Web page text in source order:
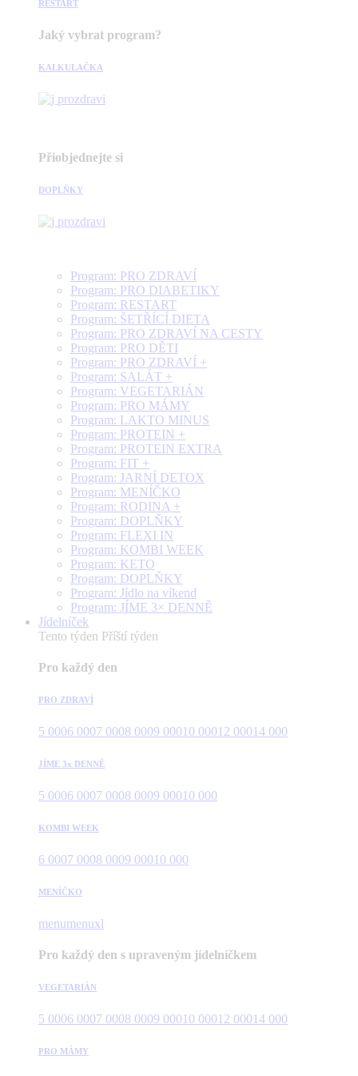
RESTART
Jaký vybrat program?
KALKULAČKA
Přiobjednejte si
DOPLŇKY
Program: PRO ZDRAVÍ
Program: PRO DIABETIKY
Program: RESTART
Program: ŠETŘÍCÍ DIETA
Program: PRO ZDRAVÍ NA CESTY
Program: PRO DĚTI
Program: PRO ZDRAVÍ +
Program: SALÁT +
Program: VEGETARIÁN
Program: PRO MÁMY
Program: LAKTO MINUS
Program: PROTEIN +
Program: PROTEIN EXTRA
Program: FIT +
Program: JARNÍ DETOX
Program: MENÍČKO
Program: RODINA +
Program: DOPLŇKY
Program: FLEXI IN
Program: KOMBI WEEK
Program: KETO
Program: DOPLŇKY
Program: Jídlo na víkend
Program: JÍME 3× DENNĚ
Jídelníček
Tento týden Příští týden
Pro každý den
PRO ZDRAVÍ
5 0006 0007 0008 0009 00010 00012 00014 000
JÍME 3x DENNĚ
5 0006 0007 0008 0009 00010 000
KOMBI WEEK
6 0007 0008 0009 00010 000
MENÍČKO
menumenuxl
Pro každý den s upraveným jídelníčkem
VEGETARIÁN
5 0006 0007 0008 0009 00010 00012 00014 000
PRO MÁMY